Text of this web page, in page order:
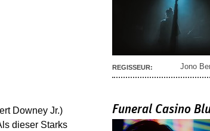
Downey Jr.)
dieser Starks
REGISSEUR: Jono
Funeral Casino